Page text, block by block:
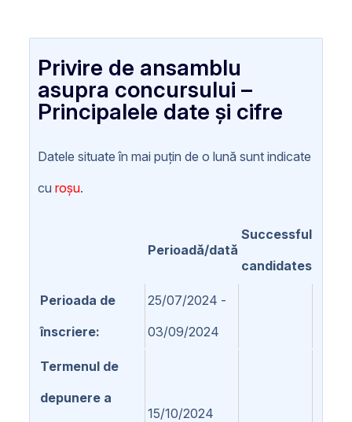
Privire de ansamblu
asupra concursului –
Principalele date și cifre
Datele situate în mai puțin de o lună sunt indicate
cu roșu.
Perioadă/dată
Successful
candidates
Perioada de
înscriere
25/07/2024 -
03/09/2024
Termenul de
depunere a
15/10/2024